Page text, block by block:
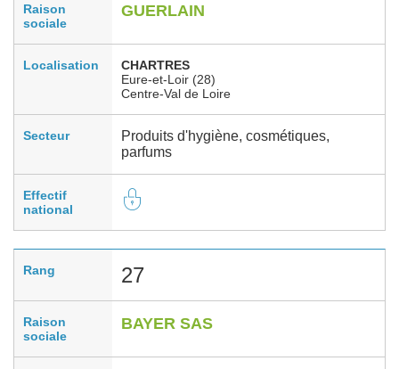
Raison
sociale
GUERLAIN
Localisation
CHARTRES
Eure-et-Loir (28)
Centre-Val de Loire
Secteur
Produits d'hygiène, cosmétiques,
parfums
Effectif
national
Rang 27
Raison
sociale
BAYER SAS